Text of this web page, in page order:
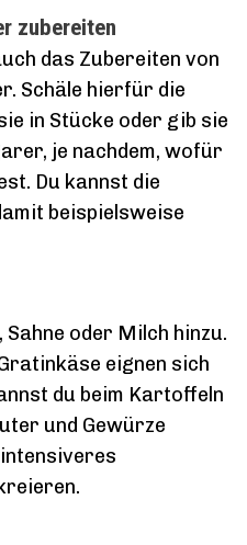
zubereiten
das Zubereiten von
Schäle hierfür die
in Stücke oder gib sie
je nachdem, wofür
Du kannst die
beispielsweise
oder Milch hinzu.
eignen sich
du beim Kartoffeln
und Gewürze
intensiveres